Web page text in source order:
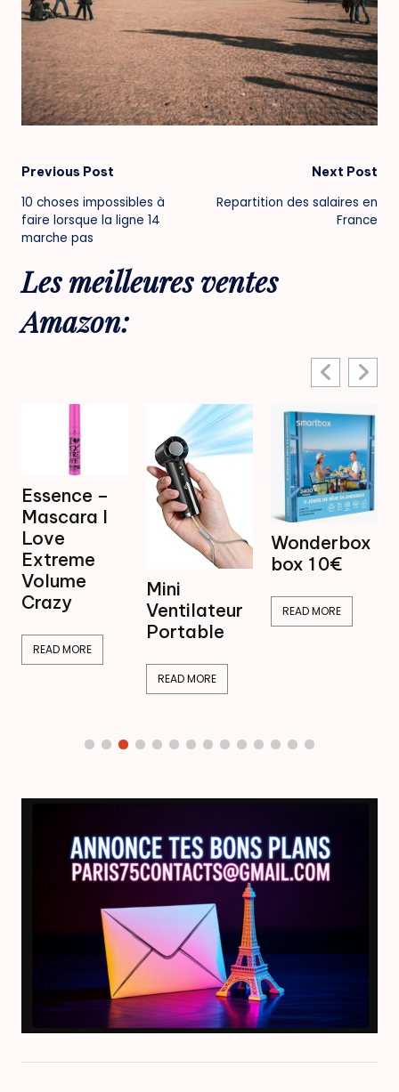
Post
navigation
Previous Post
10 choses impossibles à
faire lorsque la ligne 14
marche pas
Next Post
Repartition des salaires en
France
Les meilleures ventes
Amazon:
Mini
Ventilateur
Portable
Wonderbox
box 1 0€
READ MORE
Mini
Ventilateur
Brumisateur
16,99€